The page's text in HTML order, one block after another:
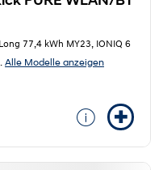
77,4 kWh MY23, IONIQ 6
Alle Modelle anzeigen